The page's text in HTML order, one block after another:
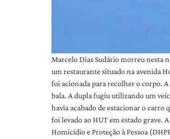
Marcelo Dias Sudário morreu nesta
um restaurante situado na avenida
foi acionada para recolher o corpo.
bala. A dupla fugiu utilizando um
havia acabado de estacionar o carro
foi levado ao HUT em estado grave.
Homicídio e Proteção à Pessoa